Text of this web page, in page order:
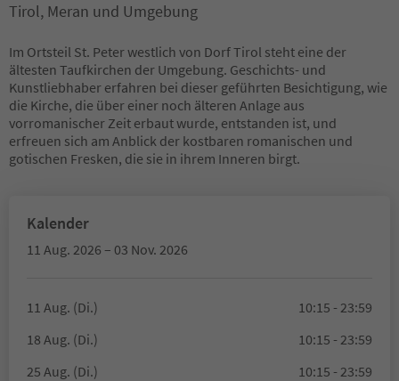
Tirol, Meran und Umgebung
Im Ortsteil St. Peter westlich von Dorf Tirol steht eine der
ältesten Taufkirchen der Umgebung. Geschichts- und
Kunstliebhaber erfahren bei dieser geführten Besichtigung, wie
die Kirche, die über einer noch älteren Anlage aus
vorromanischer Zeit erbaut wurde, entstanden ist, und
erfreuen sich am Anblick der kostbaren romanischen und
gotischen Fresken, die sie in ihrem Inneren birgt.
Kalender
11 Aug. 2026 – 03 Nov. 2026
11 Aug. (Di.)
10:15 - 23:59
18 Aug. (Di.)
10:15 - 23:59
25 Aug. (Di.)
10:15 - 23:59